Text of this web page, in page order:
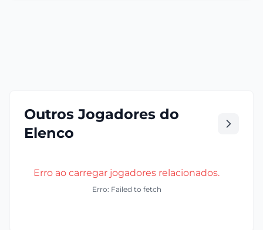
Outros Jogadores do
Elenco
Erro ao carregar jogadores relacionados.
Erro: Failed to fetch